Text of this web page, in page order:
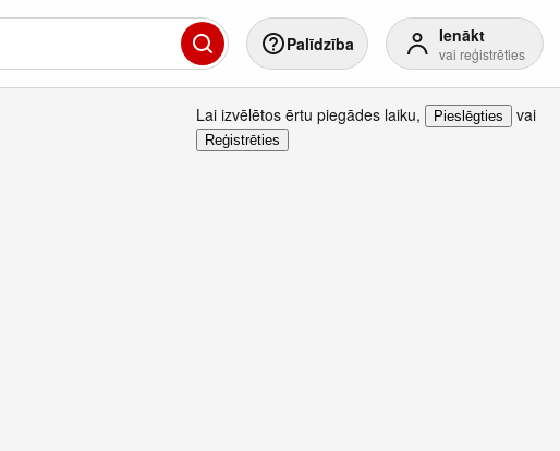
Palīdzība Ienākt
vai reģistrēties
Lai izvēlētos ērtu piegādes laiku, Pieslēgties vai
Reģistrēties